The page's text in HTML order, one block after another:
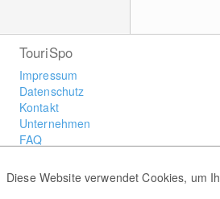
Diese Website verwendet Cookies, um
TouriSpo
Impressum
Datenschutz
Kontakt
Unternehmen
FAQ
Widget